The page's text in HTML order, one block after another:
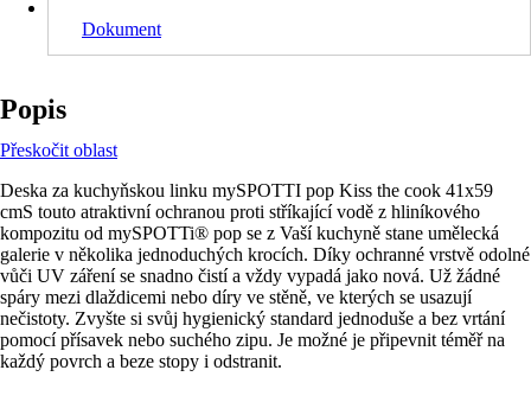
Dokument
Popis
Přeskočit oblast
Deska za kuchyňskou linku mySPOTTI pop Kiss the cook 41x59
cmS touto atraktivní ochranou proti stříkající vodě z hliníkového
kompozitu od mySPOTTi® pop se z Vaší kuchyně stane umělecká
galerie v několika jednoduchých krocích. Díky ochranné vrstvě odolné
vůči UV záření se snadno čistí a vždy vypadá jako nová. Už žádné
spáry mezi dlaždicemi nebo díry ve stěně, ve kterých se usazují
nečistoty. Zvyšte si svůj hygienický standard jednoduše a bez vrtání
pomocí přísavek nebo suchého zipu. Je možné je připevnit téměř na
každý povrch a beze stopy i odstranit.